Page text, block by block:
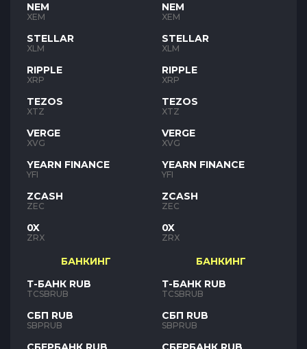
NEM
XEM
STELLAR
XLM
RIPPLE
XRP
TEZOS
XTZ
VERGE
XVG
YEARN FINANCE
YFI
ZCASH
ZEC
0X
ZRX
БАНКИНГ
Т-БАНК RUB
TCSBRUB
СБП RUB
SBPRUB
NEM
XEM
STELLAR
XLM
RIPPLE
XRP
TEZOS
XTZ
VERGE
XVG
YEARN FINANCE
YFI
ZCASH
ZEC
0X
ZRX
БАНКИНГ
Т-БАНК RUB
TCSBRUB
СБП RUB
SBPRUB